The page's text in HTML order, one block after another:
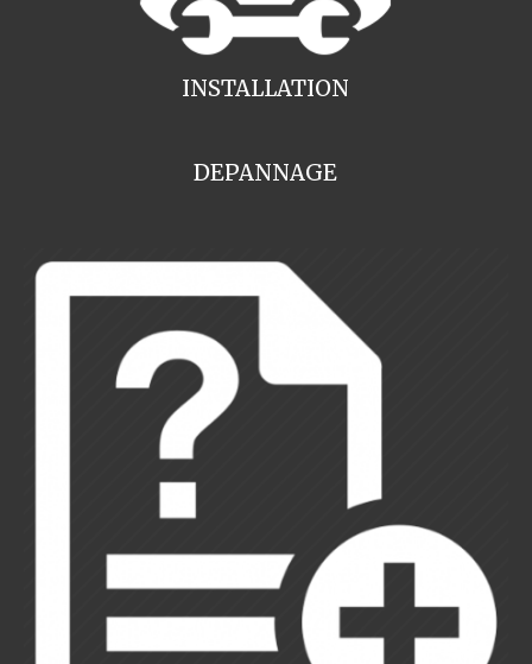
INSTALLATION
DEPANNAGE